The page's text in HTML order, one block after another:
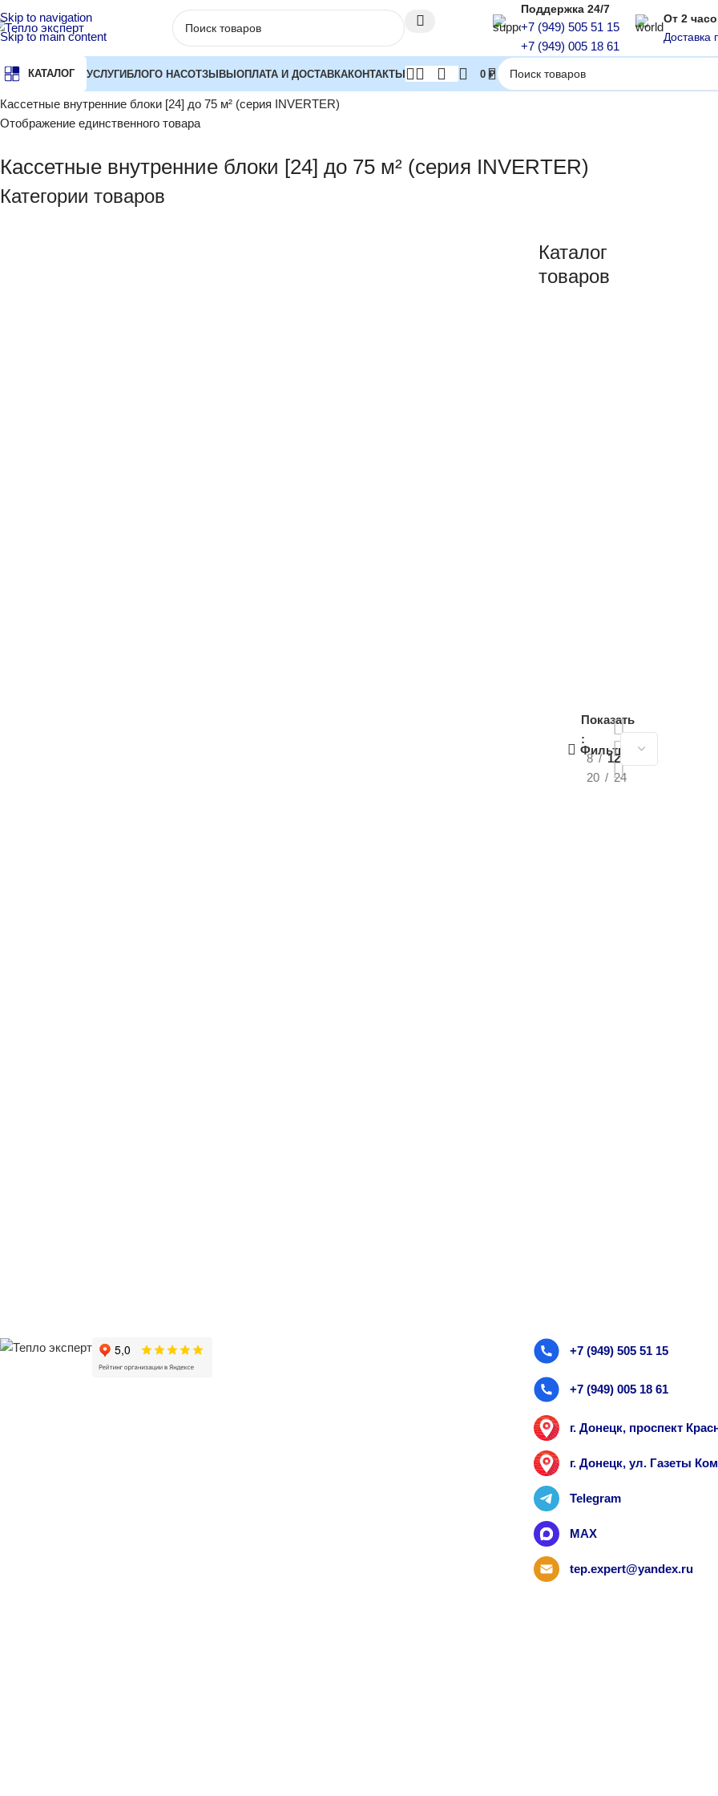
Skip to navigation
Skip to main content
Поддержка 24/7
+7 (949) 505 51 15
+7 (949) 005 18 61
От 2
Доставка
КАТАЛОГ УСЛУГИБЛОГО НАСОТЗЫВЫОПЛАТА И ДОСТАВКАКОНТАКТЫ 0 ₽
Главная Внутренние блоки Внутренние блоки кассетного типа
Кассетные внутренние блоки [24] до 75 м² (серия INVERTER)
Отображение единственного товара
Кассетные внутренние блоки [24] до 75 м² (серия INVERTER)
Категории товаров
Каталог
товаров
Фильтры
Показать
8
12
20
24
+7 (949) 505 51 15
+7 (949) 005 18 61
г. Донецк, проспект
г. Донецк, ул. Газеты
Telegram
MAX
tep.expert@yandex.ru